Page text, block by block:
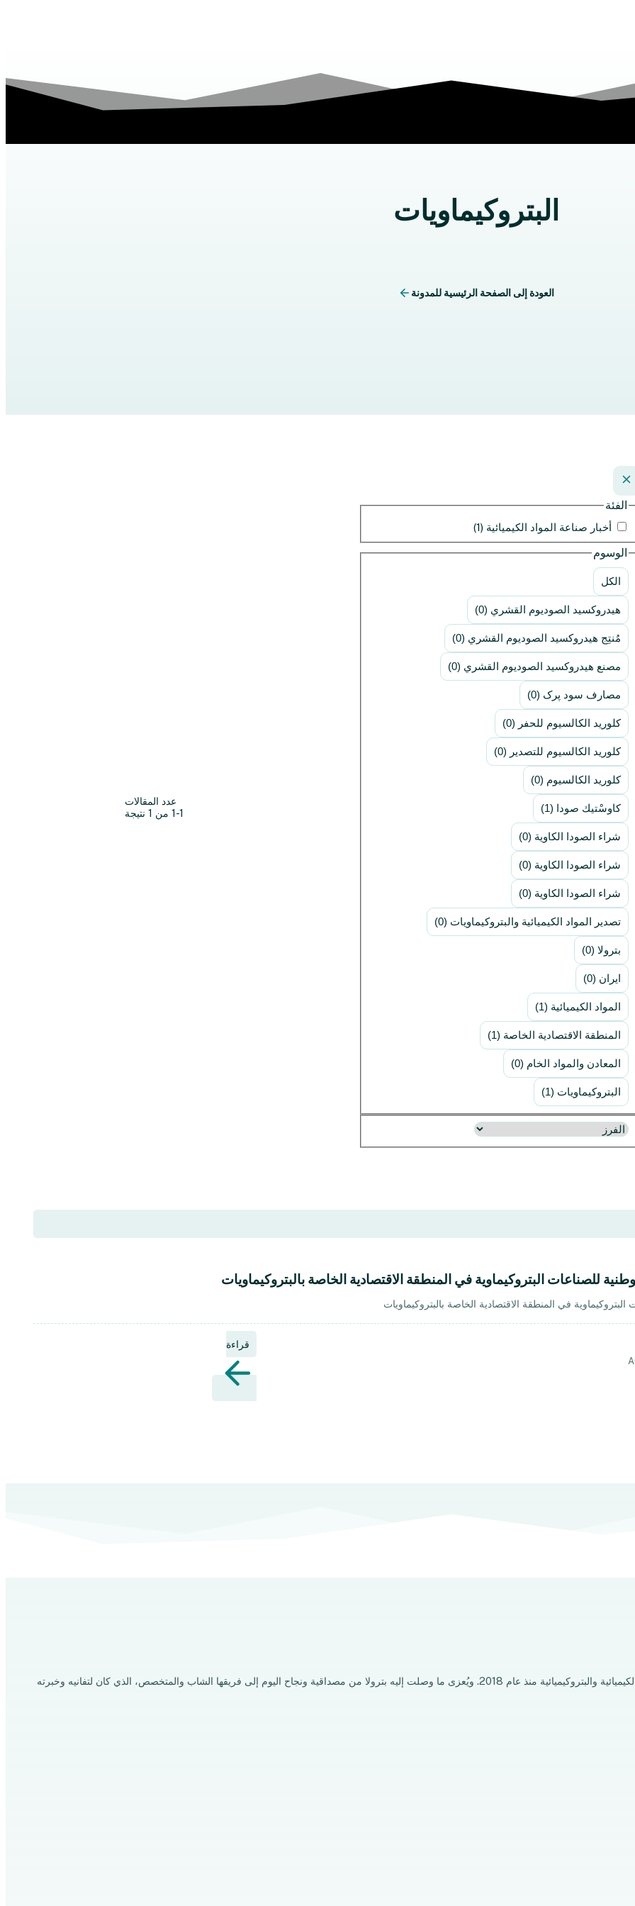
البتروكيماويات
العودة إلى الصفحة الرئيسية للمدونة
الفئة
أخبار صناعة المواد الكيميائية (1)
الوسوم
الكل
هيدروكسيد الصوديوم القشري (0)
مُنتِج هيدروكسيد الصوديوم القشري (0)
مصنع هيدروكسيد الصوديوم القشري (0)
مصارف سود پرک (0)
كلوريد الكالسيوم للحفر (0)
كلوريد الكالسيوم للتصدير (0)
كلوريد الكالسيوم (0)
كاوسْتيك صودا (1)
شراء الصودا الكاوية (0)
شراء الصودا الكاوية (0)
شراء الصودا الكاوية (0)
تصدير المواد الكيميائية والبتروكيماويات (0)
بترولا (0)
ایران (0)
المواد الكيميائية (1)
المنطقة الاقتصادية الخاصة (1)
المعادن والمواد الخام (0)
البتروكيماويات (1)
عدد المقالات
1-1 من 1 نتيجة
للصناعات البتروكيماوية في المنطقة الاقتصادية الخاصة بالبتروكيماويات
في المنطقة الاقتصادية الخاصة بالبتروكيماويات
قراءة
بدأت شركة بترولا نشاطها الرسمي في مجال إنتاج وتوريد وتصدير المواد الكيميائية والبتروكيميائية منذ عام 2018. ويُعزى ما وصلت إليه بترولا من مصداقية ونجاح اليوم إلى فريقها الشاب والمتخصص، الذي كان لتفانيه وخبرته